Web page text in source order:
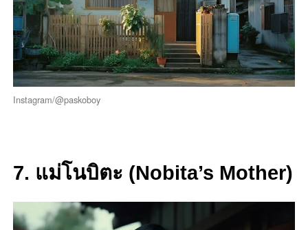
Instagram/@paskoboy
7. แม่โนบิตะ (Nobita’s Mother)